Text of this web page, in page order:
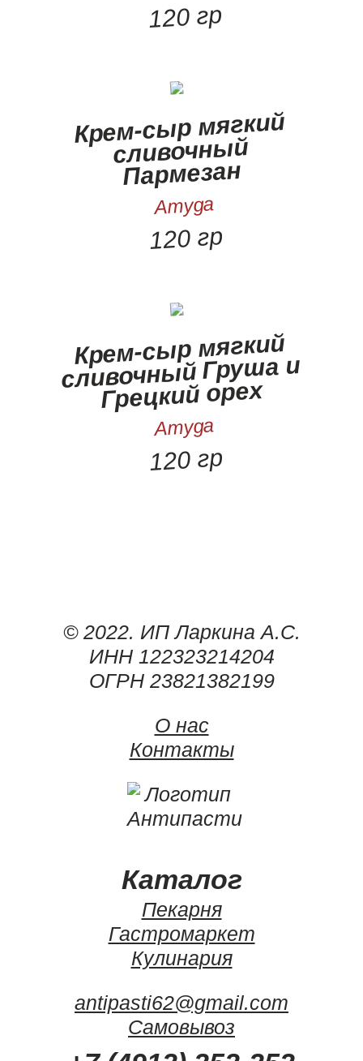
120 гр
Крем-сыр мягкий
сливочный
Пармезан
Amyga
120 гр
Крем-сыр мягкий
сливочный Груша и
Грецкий орех
Amyga
120 гр
© 2022. ИП Ларкина А.С.
ИНН 122323214204
ОГРН 23821382199
О нас
Контакты
Каталог
Пекарня
Гастромаркет
Кулинария
antipasti62@gmail.com
Самовывоз